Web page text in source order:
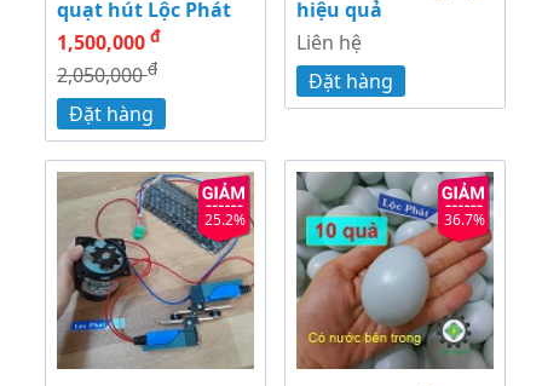
quạt hút Lộc Phát
1,500,000 đ
2,050,000đ
Đặt hàng
hiệu quả
Liên hệ
Đặt hàng
25.2% 36.7%